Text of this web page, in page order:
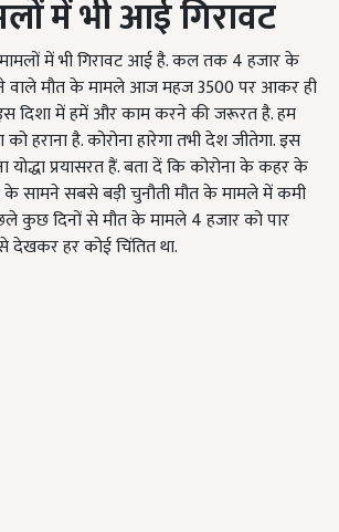
में भी आई गिरावट
मामलों में भी गिरावट आई है. कल तक 4 हजार के
वाले मौत के मामले आज महज 3500 पर आकर ही
दिशा में हमें और काम करने की जरूरत है. हम
हराना है. कोरोना हारेगा तभी देश जीतेगा. इस
योद्धा प्रयासरत हैं. बता दें कि कोरोना के कहर के
के सामने सबसे बड़ी चुनौती मौत के मामले में कमी
कुछ दिनों से मौत के मामले 4 हजार को पार
देखकर हर कोई चिंतित था.